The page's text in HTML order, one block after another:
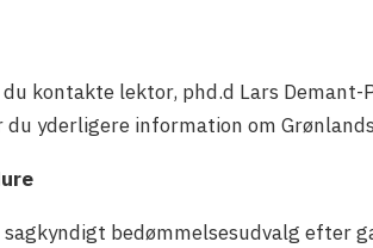
du kontakte lektor, phd.d Lars
yderligere information om
sagkyndigt bedømmelsesudvalg